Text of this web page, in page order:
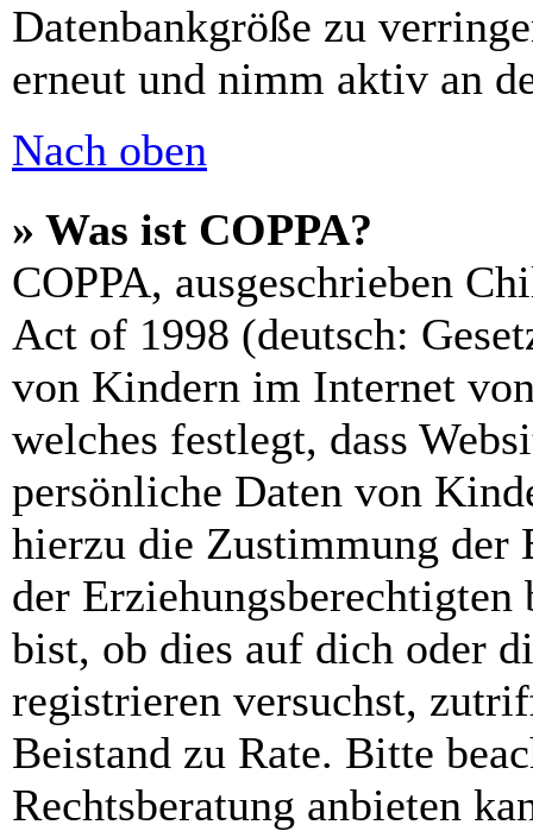
Datenbankgröße zu
erneut und nimm aktiv an
Nach oben
» Was ist COPPA?
COPPA, ausgeschrieben
Act of 1998 (deutsch:
von Kindern im Internet
welches festlegt, dass
persönliche Daten von
hierzu die Zustimmung der
der
bist, ob dies auf dich oder
registrieren versuchst,
Beistand zu Rate. Bitte
Rechtsberatung anbieten